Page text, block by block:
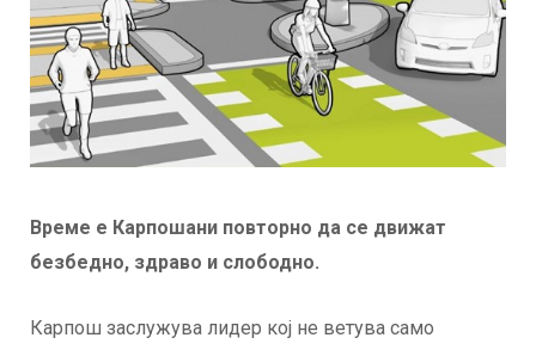
Време е Карпошани повторно да се движат
безбедно, здраво и слободно.
Карпош заслужува лидер кој не ветува само